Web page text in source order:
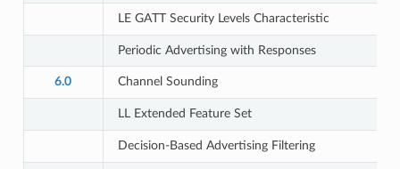
LE GATT Security Levels Characteristic
Periodic Advertising with Responses
6.0 Channel Sounding
LL Extended Feature Set
Decision-Based Advertising Filtering